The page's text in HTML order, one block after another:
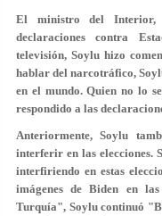
El ministro del Interior,
declaraciones contra
televisión, Soylu hizo
hablar del narcotráfico,
en el mundo. Quien no lo
respondido a las
Anteriormente, Soylu
interferir en las elecciones.
interfiriendo en estas
imágenes de Biden en
Turquía", Soylu continuó